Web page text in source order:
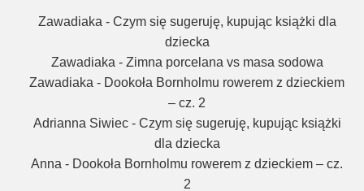
Zawadiaka - Czym się sugeruję, kupując książki dla
dziecka
Zawadiaka - Zimna porcelana vs masa sodowa
Zawadiaka - Dookoła Bornholmu rowerem z dzieckiem
– cz. 2
Adrianna Siwiec- Czym się sugeruję, kupując książki
dla dziecka
Anna - Dookoła Bornholmu rowerem z dzieckiem – cz.
2